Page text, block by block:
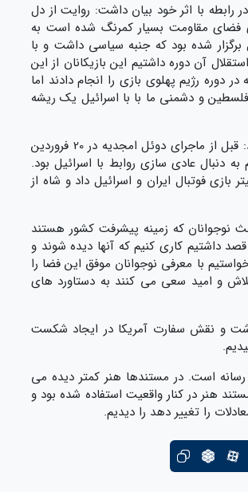
رابطه با اثر خود بیان داشت: روایت از دل
فضای مقاومت بسیار کمرنگ شده است به
برگزار شده بود که جنبه سیاسی داشت و با
آن دوره داشتیم این بازیکانان از این
دوره رژیم پهلوی بازی را انجام دادند اما
و دشمنی ما با با اسرائیل یک ریشه
یوسفی در رابطه با پیوند این داستان با مسئله جدایی بحرین از ایران افزود: قبل از ماجرای دوئل امجدیه در 20 فروردین
به دنبال عادی سازی روابط با اسرائیل بود.
فوتبال ایران و اسرائیل داد و شاه از
به توان2» بیان داشت: بحث نوجوانان که زمینه پیشرفت کشور هستند
داشتیم کاری کنیم که آنها دیده شوند و
با معرفی نوجوانان موفق این فضا را
و امید سعی می کنند به دستاورد های
و نقش سفارت آمریکا در ایجاد شکست
رسانه است. در مستندها هنر کمتر دیده می
هنر در کنار واقعیت استفاده شده بود و
را تغییر دهد را دیدیم.